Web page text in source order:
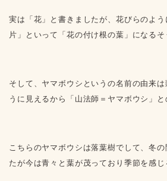
実は「花」と書きましたが、花びらのよ
片」といって「花の付け根の葉」になるそ
そして、ヤマボウシというの名前の由来
うに見えるから「山法師＝ヤマボウシ」と
こちらのヤマボウシは落葉樹でして、冬
たが今は青々と葉が茂っており季節を感じ